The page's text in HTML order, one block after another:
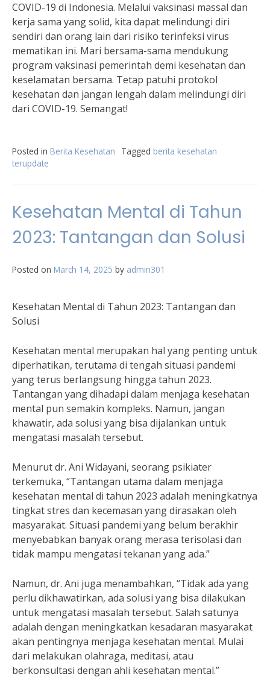
COVID-19 di Indonesia. Melalui vaksinasi massal dan
kerja sama yang solid, kita dapat melindungi diri
sendiri dan orang lain dari risiko terinfeksi virus
mematikan ini. Mari bersama-sama mendukung
program vaksinasi pemerintah demi kesehatan dan
keselamatan bersama. Tetap patuhi protokol
kesehatan dan jangan lengah dalam melindungi diri
dari COVID-19. Semangat!
Posted in Berita Kesehatan Tagged berita kesehatan
terupdate
Kesehatan Mental di Tahun
2023: Tantangan dan Solusi
Posted on March 14, 2025 by admin301
Kesehatan Mental di Tahun 2023: Tantangan dan
Solusi
Kesehatan mental merupakan hal yang penting untuk
diperhatikan, terutama di tengah situasi pandemi
yang terus berlangsung hingga tahun 2023.
Tantangan yang dihadapi dalam menjaga kesehatan
mental pun semakin kompleks. Namun, jangan
khawatir, ada solusi yang bisa dijalankan untuk
mengatasi masalah tersebut.
Menurut dr. Ani Widayani, seorang psikiater
terkemuka, “Tantangan utama dalam menjaga
kesehatan mental di tahun 2023 adalah meningkatnya
tingkat stres dan kecemasan yang dirasakan oleh
masyarakat. Situasi pandemi yang belum berakhir
menyebabkan banyak orang merasa terisolasi dan
tidak mampu mengatasi tekanan yang ada.”
Namun, dr. Ani juga menambahkan, “Tidak ada yang
perlu dikhawatirkan, ada solusi yang bisa dilakukan
untuk mengatasi masalah tersebut. Salah satunya
adalah dengan meningkatkan kesadaran masyarakat
akan pentingnya menjaga kesehatan mental. Mulai
dari melakukan olahraga, meditasi, atau
berkonsultasi dengan ahli kesehatan mental.”